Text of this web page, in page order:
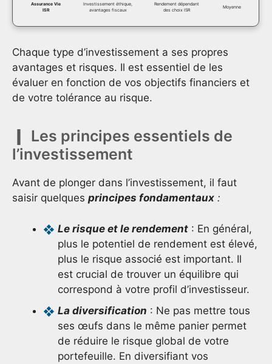
Assurance Vie
ISR
Investissement éthique,
avantages fiscaux
Rendement dépendant
des choix ISR
Moyenne
Chaque type d’investissement a ses propres
avantages et risques. Il est essentiel de les
évaluer en fonction de vos objectifs financiers et
de votre tolérance au risque.
Les principes essentiels de
l’investissement
Avant de plonger dans l’investissement, il faut
saisir quelques principes fondamentaux :
Le risque et le rendement : En général,
plus le potentiel de rendement est élevé,
plus le risque associé est important. Il
est crucial de trouver un équilibre qui
correspond à votre profil d’investisseur.
La diversification : Ne pas mettre tous
ses œufs dans le même panier permet
de réduire le risque global de votre
portefeuille. En diversifiant vos